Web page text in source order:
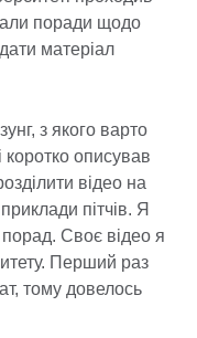
поради щодо
матеріал
з якого варто
коротко описував
відео на
пітчів. Я
Своє відео я
Перший раз
тому довелось